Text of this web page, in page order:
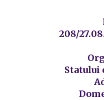
208/
Statului